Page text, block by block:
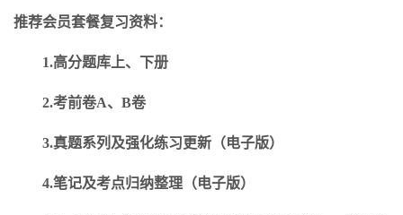
推荐会员套餐复习资料：
1.高分题库上、下册
2.考前卷A、B卷
3.真题系列及强化练习更新 （电子版）
4.笔记及考点归纳整理（电子版）